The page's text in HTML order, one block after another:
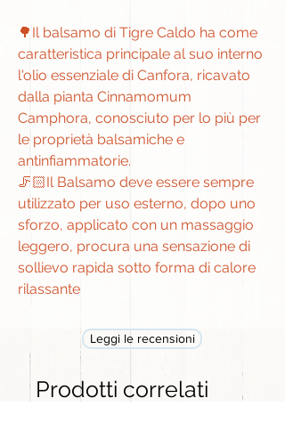
🌳Il balsamo di Tigre Caldo ha come
caratteristica principale al suo interno
l'olio essenziale di Canfora, ricavato
dalla pianta Cinnamomum
Camphora, conosciuto per lo più per
le proprietà balsamiche e
antinfiammatorie.
🦵🏻Il Balsamo deve essere sempre
utilizzato per uso esterno, dopo uno
sforzo, applicato con un massaggio
leggero, procura una sensazione di
sollievo rapida sotto forma di calore
rilassante
Leggi le recensioni
Prodotti correlati